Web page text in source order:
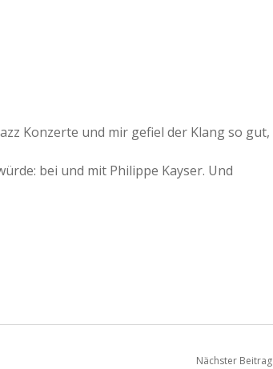
Konzerte und mir gefiel der Klang so gut,
bei und mit Philippe Kayser. Und
Nächster Beitrag